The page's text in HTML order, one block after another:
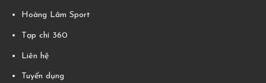
Hoàng Lâm Sport
Tạp chí 360
Liên hệ
Tuyển dụng